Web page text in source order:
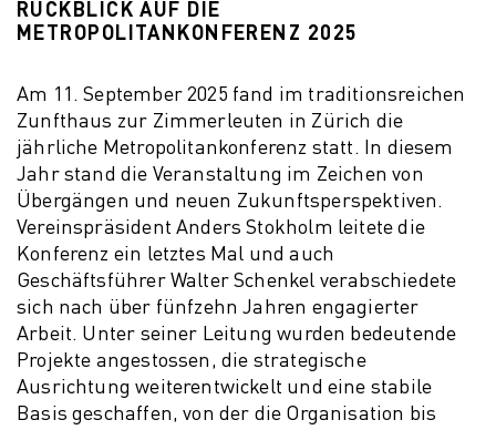
RÜCKBLICK AUF DIE
METROPOLITANKONFERENZ 2025
Am 11. September 2025 fand im traditionsreichen
Zunfthaus zur Zimmerleuten in Zürich die
jährliche Metropolitankonferenz statt. In diesem
Jahr stand die Veranstaltung im Zeichen von
Übergängen und neuen Zukunftsperspektiven.
Vereinspräsident Anders Stokholm leitete die
Konferenz ein letztes Mal und auch
Geschäftsführer Walter Schenkel verabschiedete
sich nach über fünfzehn Jahren engagierter
Arbeit. Unter seiner Leitung wurden bedeutende
Projekte angestossen, die strategische
Ausrichtung weiterentwickelt und eine stabile
Basis geschaffen, von der die Organisation bis